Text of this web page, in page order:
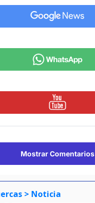
Mostrar Comentarios
> Noticia